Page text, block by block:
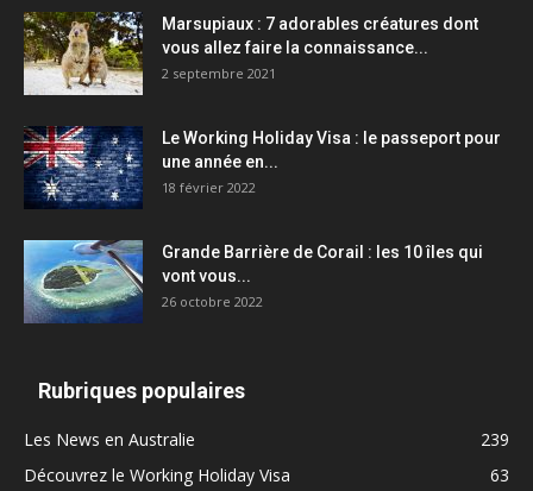
Marsupiaux : 7 adorables créatures dont
vous allez faire la connaissance...
2 septembre 2021
Le Working Holiday Visa : le passeport pour
une année en...
18 février 2022
Grande Barrière de Corail : les 10 îles qui
vont vous...
26 octobre 2022
Rubriques populaires
Les News en Australie
239
Découvrez le Working Holiday Visa
63